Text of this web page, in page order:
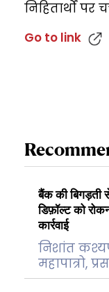
निहितार्थों पर
Go to link
बैंक की बिगड़ती
डिफ़ॉल्ट को
कार्रवाई
निशांत
महापात्रो,